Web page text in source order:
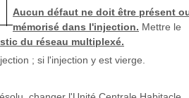
Aucun défaut ne doit être présent
mémorisé dans l'injection. Mettre le
du réseau multiplexé.
; si l'injection y est vierge.